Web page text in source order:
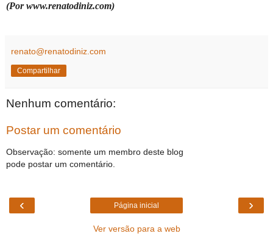
(Por www.renatodiniz.com)
renato@renatodiniz.com
Compartilhar
Nenhum comentário:
Postar um comentário
Observação: somente um membro deste blog
pode postar um comentário.
‹ ›
Página inicial
Ver versão para a web